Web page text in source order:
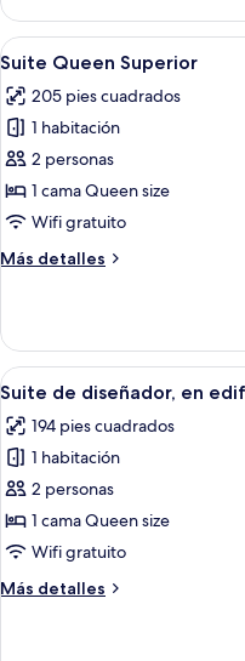
en
edificio
contiguo
Abrir
todas
las
fotos
de
Suite
Queen
5
Suite Queen Superior
205 pies cuadrados
1 habitación
2 personas
1 cama Queen size
Wifi gratuito
Más detalles
Más
Queen
Superior
Abrir
todas
las
fotos
de
Suite
de
en
5
Suite de diseñador, en
194 pies cuadrados
1 habitación
2 personas
1 cama Queen size
Wifi gratuito
Más detalles
Más